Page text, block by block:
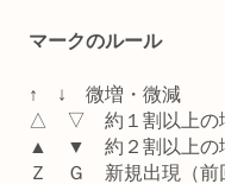
マークのルール
↑ ↓ 微増・微減
△ ▽ 約１割以上の
▲ ▼ 約２割以上の
Ｚ Ｇ 新規出現（前